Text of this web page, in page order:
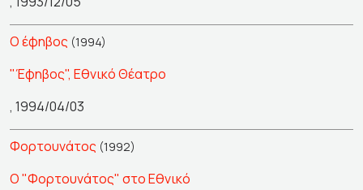
Ο έφηβος (1994)
"Έφηβος", Εθνικό Θέατρο
, 1994/04/03
Φορτουνάτος (1992)
Ο "Φορτουνάτος" στο Εθνικό